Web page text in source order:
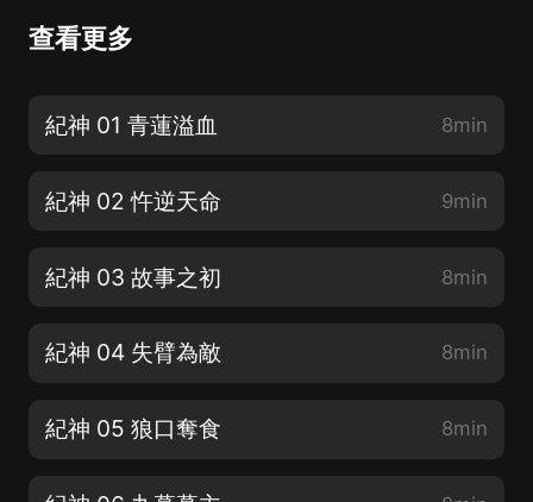
查看更多
紀神 01 青蓮溢血 8min
紀神 02 忤逆天命 9min
紀神 03 故事之初 8min
紀神 04 失臂為敵 8min
紀神 05 狼口奪食 8min